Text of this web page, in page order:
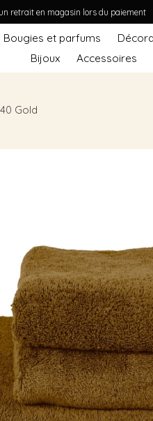
retrait en magasin lors du paiement
Bougies et parfums
Bijoux
Accessoires
Gold